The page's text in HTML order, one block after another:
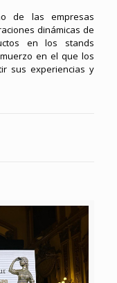
de las empresas
dinámicas de
en los stands
en el que los
sus experiencias y